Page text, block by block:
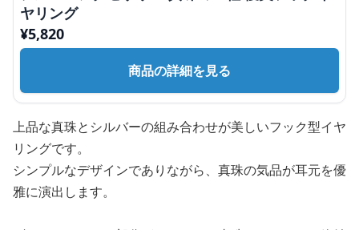
ヤリング
¥5,820
商品の詳細を見る
上品な真珠とシルバーの組み合わせが美しいフック型イヤ
リングです。
シンプルなデザインでありながら、真珠の気品が耳元を優
雅に演出します。